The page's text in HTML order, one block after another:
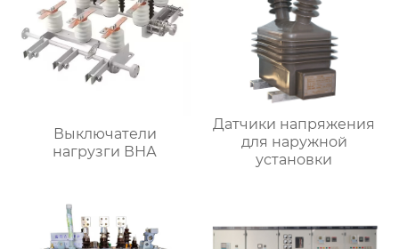
Выключатели
нагрузги ВНА
Датчики напряжения
для наружной
установки